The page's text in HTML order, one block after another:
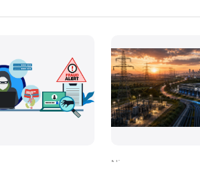
Nieuws